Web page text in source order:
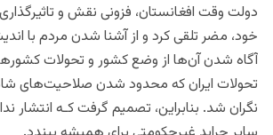
دولت وقت افغانستان، فزونی نقش و
خود، مضر تلقی کرد و از آشنا شدن مردم با
آگاه شدن آن‌ها از وضع کشور و تحولات
تحولات ایران که محدود شدن صلاحیت‌های
نگران شد. بنابراین، تصمیم گرفت کـه انتشار